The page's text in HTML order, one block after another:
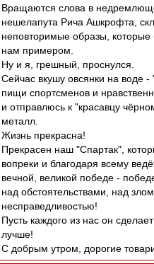
Вращаются слова в
нешелапута Рича Ашкрофта,
неповторимые образы, которые
нам примером.
Ну и я, грешный, проснулся.
Сейчас вкушу овсянки на воде -
пищи спортсменов и
и отправлюсь к "красавцу
металл.
Жизнь прекрасна!
Прекрасен наш "Спартак",
вопреки и благодаря всему
вечной, великой победе -
над обстоятельствами, над
несправедливостью!
Пусть каждого из нас он
лучше!
С добрым утром, дорогие